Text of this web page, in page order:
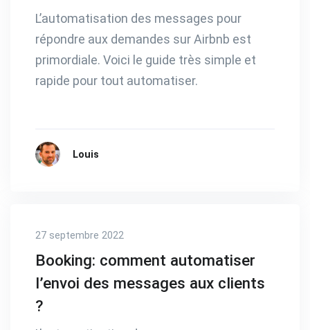
L’automatisation des messages pour
répondre aux demandes sur Airbnb est
primordiale. Voici le guide très simple et
rapide pour tout automatiser.
Louis
27 septembre 2022
Booking: comment automatiser
l’envoi des messages aux clients
?